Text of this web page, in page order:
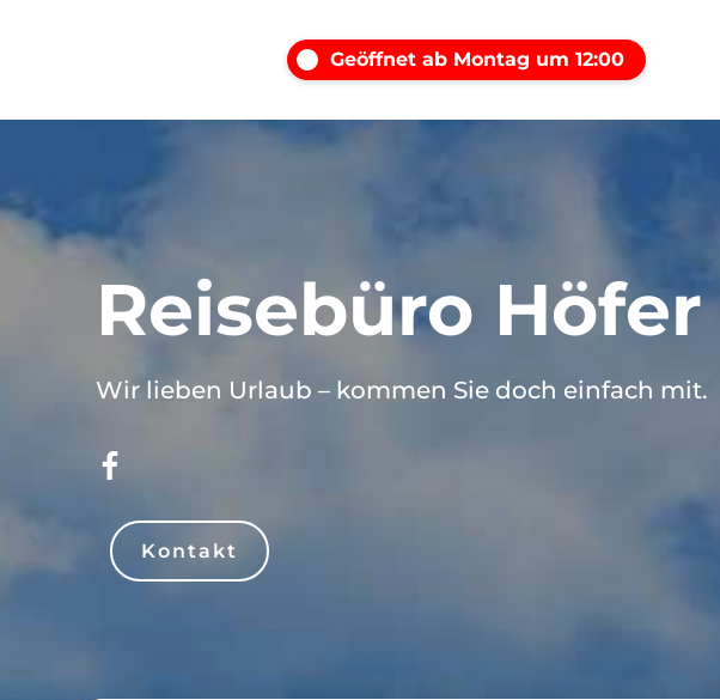
Geöffnet ab Montag um 12:00
Reisebüro Höfer
Wir lieben Urlaub – kommen Sie doch einfach mit.
Kontakt